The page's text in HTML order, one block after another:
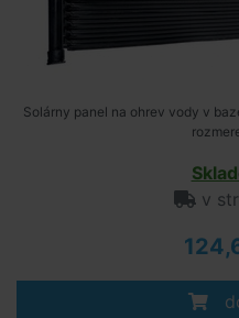
Solárny panel na ohrev vody v
v